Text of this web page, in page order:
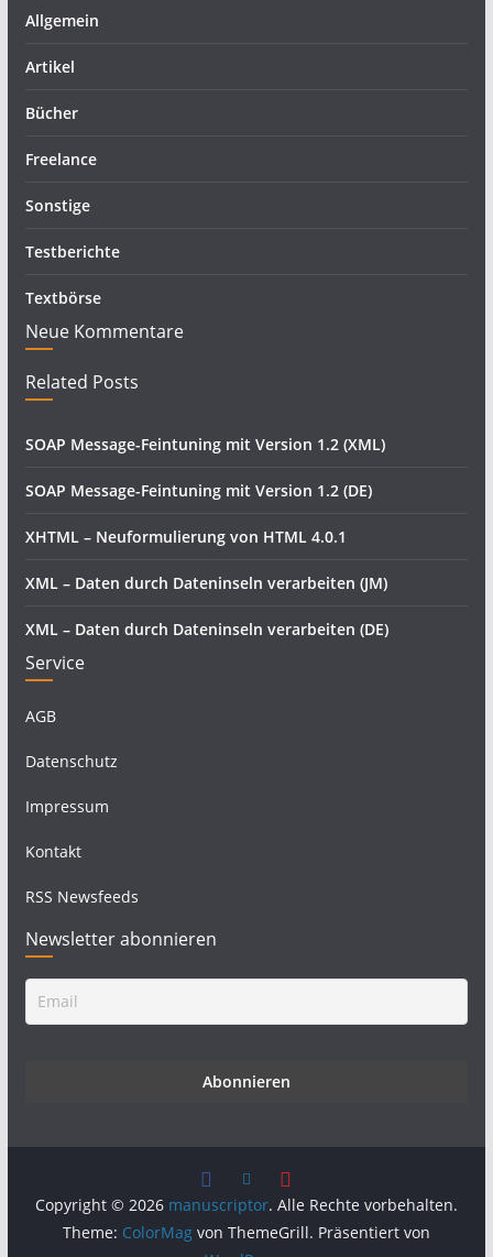
Allgemein
Artikel
Bücher
Freelance
Sonstige
Testberichte
Textbörse
Neue Kommentare
Related Posts
SOAP Message-Feintuning mit Version 1.2 (XML)
SOAP Message-Feintuning mit Version 1.2 (DE)
XHTML – Neuformulierung von HTML 4.0.1
XML – Daten durch Dateninseln verarbeiten (JM)
XML – Daten durch Dateninseln verarbeiten (DE)
Service
AGB
Datenschutz
Impressum
Kontakt
RSS Newsfeeds
Newsletter abonnieren
Copyright © 2026 manuscriptor. Alle Rechte vorbehalten.
Theme: ColorMagvon ThemeGrill. Präsentiert von